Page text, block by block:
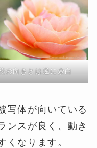
の向きとは逆に余白
写体が向いている
ンスが良く、動き
くなります。